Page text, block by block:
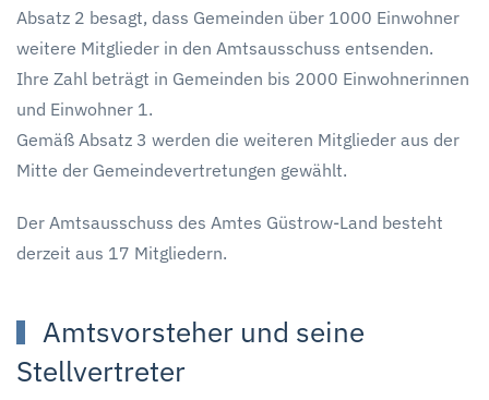
Absatz 2 besagt, dass Gemeinden über 1000 Einwohner
weitere Mitglieder in den Amtsausschuss entsenden.
Ihre Zahl beträgt in Gemeinden bis 2000 Einwohnerinnen
und Einwohner 1.
Gemäß Absatz 3 werden die weiteren Mitglieder aus der
Mitte der Gemeindevertretungen gewählt.
Der Amtsausschuss des Amtes Güstrow-Land besteht
derzeit aus 17 Mitgliedern.
Amtsvorsteher und seine
Stellvertreter